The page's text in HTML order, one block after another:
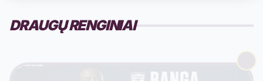
DRAUGŲ RENGINIAI